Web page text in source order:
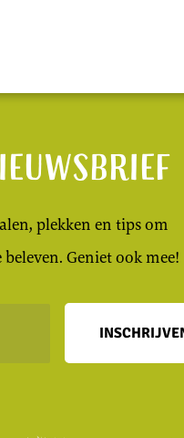
plekken en tips om
Geniet ook mee!